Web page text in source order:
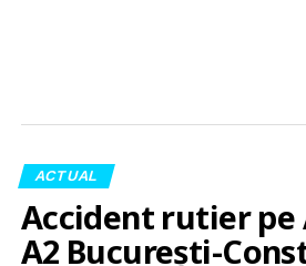
ACTUAL
Accident rutier
A2 București-